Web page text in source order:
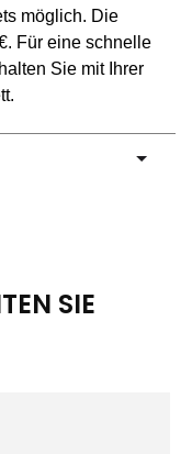
möglich. Die
Für eine schnelle
Sie mit Ihrer
SIE